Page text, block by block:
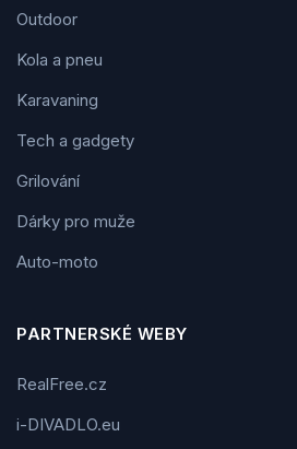
Outdoor
Kola a pneu
Karavaning
Tech a gadgety
Grilování
Dárky pro muže
Auto-moto
PARTNERSKÉ WEBY
RealFree.cz
i-DIVADLO.eu